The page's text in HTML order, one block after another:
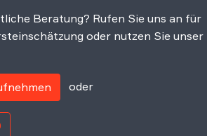
Beratung? Rufen Sie uns an für
oder nutzen Sie unser
oder